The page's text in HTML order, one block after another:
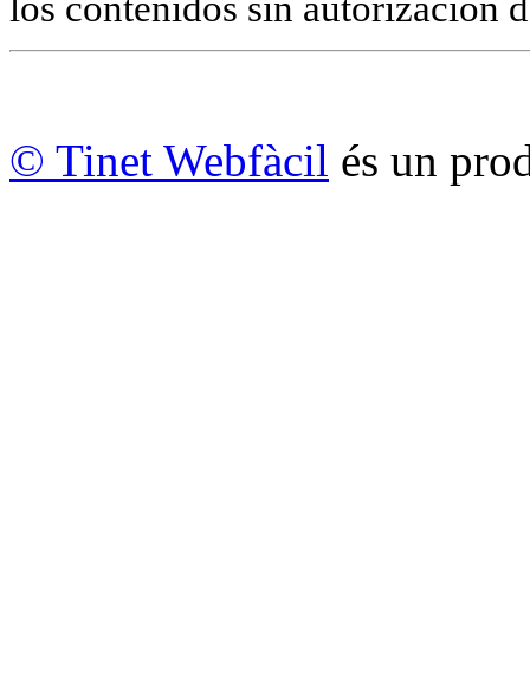
© Tinet Webfàcil és un